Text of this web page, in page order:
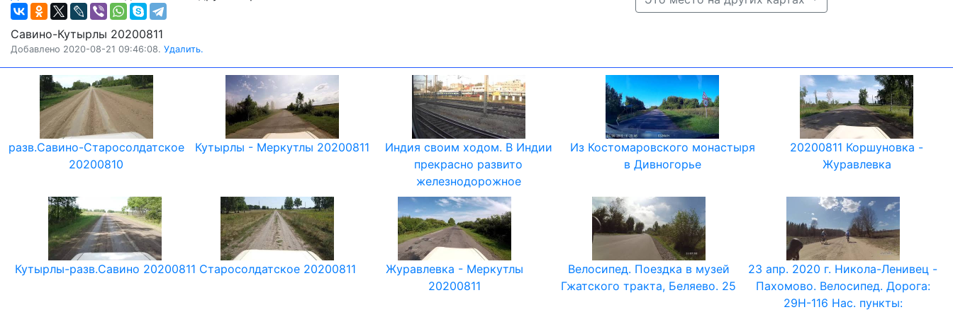
Савино-Кутырлы 20200811
Добавлено 2020-08-21 09:46:08. Удалить.
разв.Савино-Старосолдатское
20200810
Кутырлы - Меркутлы 20200811
Индия своим ходом. В Индии
прекрасно развито
железнодорожное
Из Костомаровского монастыря
в Дивногорье
20200811 Коршуновка -
Журавлевка
Кутырлы-разв.Савино 20200811 Старосолдатское 20200811
Журавлевка - Меркутлы
20200811
Велосипед. Поездка в музей
Гжатского тракта, Беляево. 25
23 апр. 2020 г. Никола-Ленивец -
Пахомово. Велосипед. Дорога:
29Н-116 Нас. пункты: